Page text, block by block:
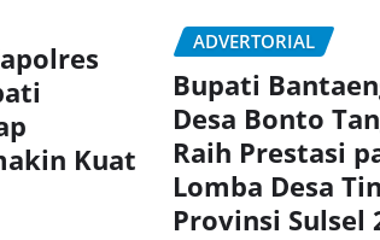
Kuat
ADVERTORIAL
Bupati
Desa Bonto
Raih Prestasi
Lomba Desa
Provinsi Sulsel